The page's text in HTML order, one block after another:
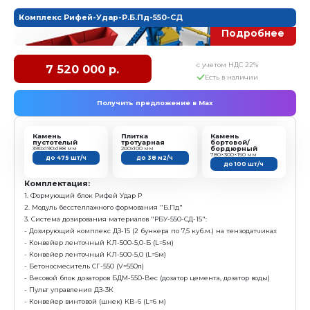
2. Модуль бесстеллажного формования "Б.Пд"
3. Бетоносмеситель СГ-350:
- Бетоносмеситель СГ-350(V=350л)
- Блок дозаторов БД-350
4. Конвейер ленточный КЛ-500-5,0 (L=5м)
Характеристика:
Размер формовочного поля: 800х400 мм
Размер технологического поддона: 900х450х30 мм
Высота формуемых изделий: 30...200 мм
Установленная мощность: 29,5 кВт
Масса: 5 245 кг
Режим работы: полуавтоматический
Преимущества:
Вибропресс со смесителем и конвейером =
комплектация для начала работы, с возможностью
дооснащения